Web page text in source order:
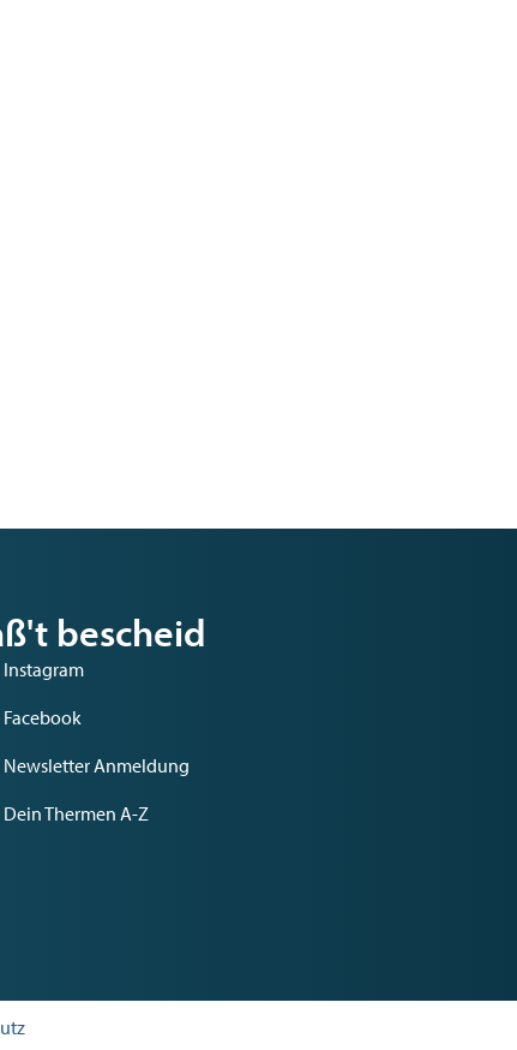
bescheid
Instagram
Facebook
Newsletter Anmeldung
Dein Thermen A-Z